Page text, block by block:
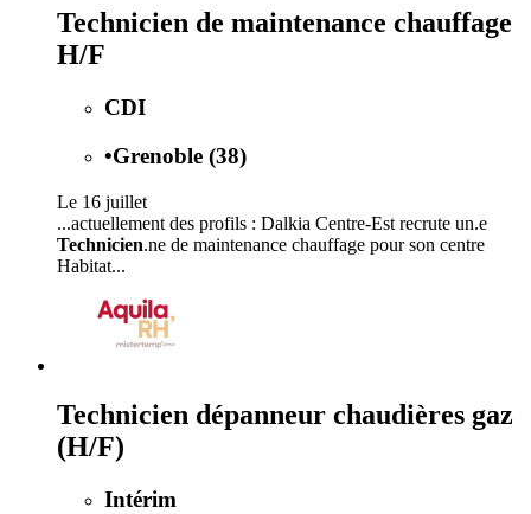
Technicien de maintenance chauffage
H/F
CDI
•Grenoble (38)
Le 16 juillet
...actuellement des profils : Dalkia Centre-Est recrute un.e
Technicien.ne de maintenance chauffage pour son centre
Habitat...
Technicien dépanneur chaudières gaz
(H/F)
Intérim